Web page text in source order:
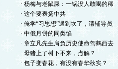
· 杨梅与老鼠屎：一锅没人敢喝的稀
· 这个要表扬中共
· 俺学“习思想”遇到坎了，请辅导员
· 中俄月饼的同类馅
· 章立凡先生肩负历史使命驾鹤西去
· 母猪上了树下不来，点解？
· 包子变春花，有没有春华秋实？